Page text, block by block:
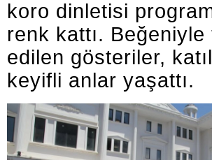
koro dinletisi
renk kattı. Beğeniyle
edilen gösteriler,
keyifli anlar yaşattı.